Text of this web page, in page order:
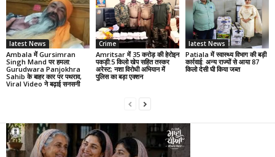
latest News
Ambala में Gursimran
Singh Mand पर हमला:
Gurudwara Panjokhra
Sahib के बाहर कार पर पथराव,
Viral Video ने बढ़ाई सनसनी
Crime
Amritsar में 35 करोड़ की हेरोइन
पकड़ी:5 किलो खेप सहित तस्कर
अरेस्ट; नशा विरोधी अभियान में
पुलिस का बड़ा एक्शन
latest News
Patiala में स्वास्थ्य विभाग की बड़ी
कार्रवाई: अन्य राज्यों से आया 87
किलो देसी घी किया जब्त